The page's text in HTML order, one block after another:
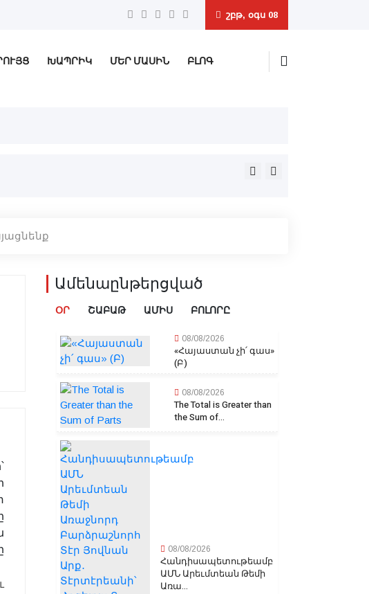
շբթ, օգս 08
ԽԱՊՐԻԿ ՄԵՐ ՄԱՍԻՆ
ԲԼՈԳ
«2025թ․ օգոստոսի 8-ը
Ամենաընթերցված
ՕՐ ՇԱԲԱԹ ԱՄԻՍ ԲՈԼՈՐԸ
08/08/2026
«Հայաստան չի՛ գաս»
(Բ)
08/08/2026
The Total is Greater than
the Sum of...
08/08/2026
Հանդիսապետութեամբ
ԱՄՆ Արեւմտեան Թեմի
Առա...